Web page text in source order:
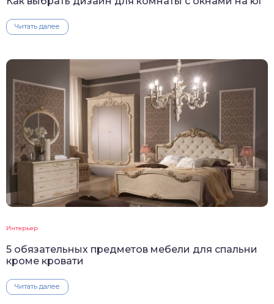
Читать далее
Интерьер
5 обязательных предметов мебели для спальни
кроме кровати
Читать далее